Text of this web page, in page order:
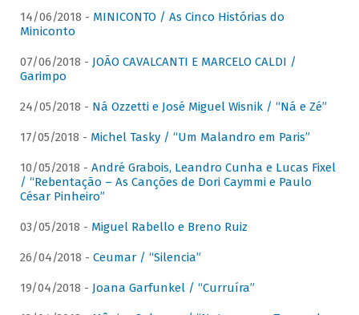
14/06/2018 - MINICONTO / As Cinco Histórias do
Miniconto
07/06/2018 - JOÃO CAVALCANTI E MARCELO CALDI /
Garimpo
24/05/2018 - Ná Ozzetti e José Miguel Wisnik / “Ná e Zé”
17/05/2018 - Michel Tasky / “Um Malandro em Paris”
10/05/2018 - André Grabois, Leandro Cunha e Lucas Fixel
/ “Rebentação – As Canções de Dori Caymmi e Paulo
César Pinheiro”
03/05/2018 - Miguel Rabello e Breno Ruiz
26/04/2018 - Ceumar / “Silencia”
19/04/2018 - Joana Garfunkel / “Curruíra”